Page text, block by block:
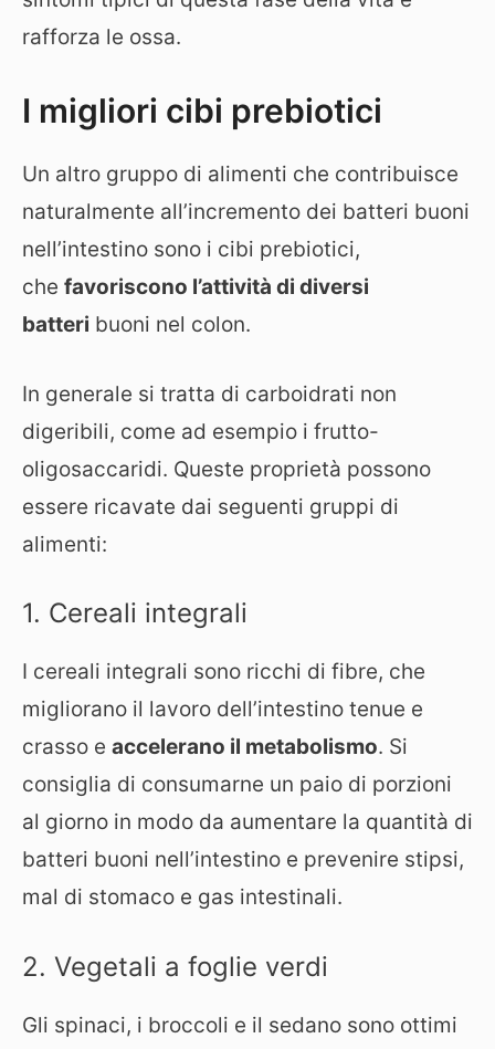
rafforza le ossa.
I migliori cibi prebiotici
Un altro gruppo di alimenti che contribuisce
naturalmente all’incremento dei batteri buoni
nell’intestino sono i cibi prebiotici,
che favoriscono l’attività di diversi
batteri buoni nel colon.
In generale si tratta di carboidrati non
digeribili, come ad esempio i frutto-
oligosaccaridi. Queste proprietà possono
essere ricavate dai seguenti gruppi di
alimenti:
1. Cereali integrali
I cereali integrali sono ricchi di fibre, che
migliorano il lavoro dell’intestino tenue e
crasso e accelerano il metabolismo. Si
consiglia di consumarne un paio di porzioni
al giorno in modo da aumentare la quantità di
batteri buoni nell’intestino e prevenire stipsi,
mal di stomaco e gas intestinali.
2. Vegetali a foglie verdi
Gli spinaci, i broccoli e il sedano sono ottimi